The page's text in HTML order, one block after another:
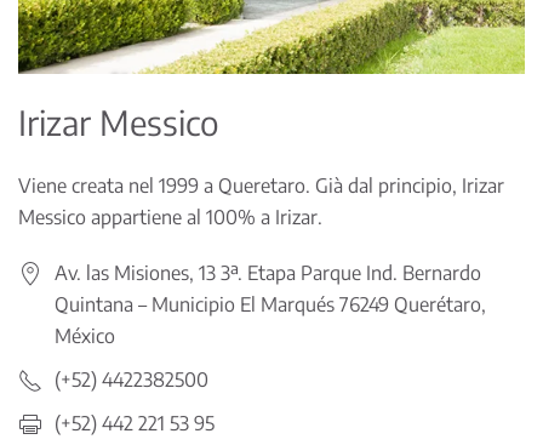
Irizar Messico
Viene creata nel 1999 a Queretaro. Già dal principio, Irizar
Messico appartiene al 100% a Irizar.
Av. las Misiones, 13 3ª. Etapa Parque Ind. Bernardo
Quintana – Municipio El Marqués 76249 Querétaro,
México
(+52) 4422382500
(+52) 442 221 53 95